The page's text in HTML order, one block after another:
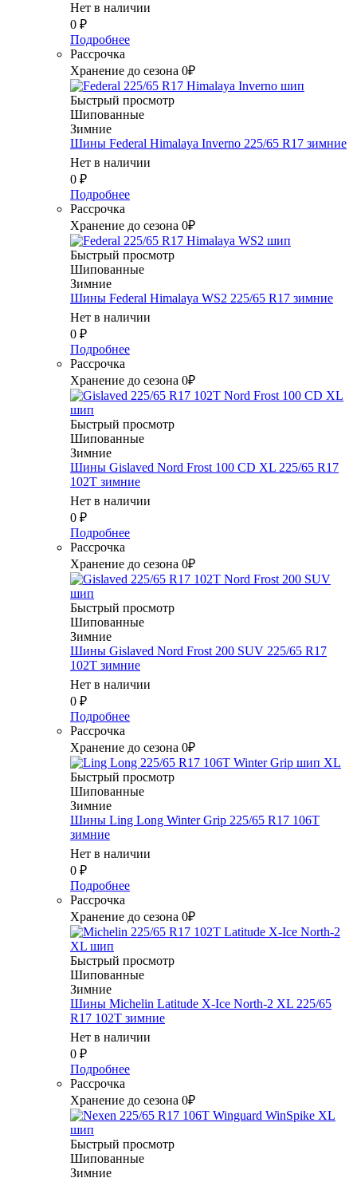
Нет в наличии
0 ₽
Подробнее
Рассрочка
Хранение до сезона 0₽
Быстрый просмотр
Шипованные
Зимние
Шины Federal Himalaya Inverno 225/65 R17 зимние
Нет в наличии
0 ₽
Подробнее
Рассрочка
Хранение до сезона 0₽
Быстрый просмотр
Шипованные
Зимние
Шины Federal Himalaya WS2 225/65 R17 зимние
Нет в наличии
0 ₽
Подробнее
Рассрочка
Хранение до сезона 0₽
Быстрый просмотр
Шипованные
Зимние
Шины Gislaved Nord Frost 100 CD XL 225/65 R17
102T зимние
Нет в наличии
0 ₽
Подробнее
Рассрочка
Хранение до сезона 0₽
Быстрый просмотр
Шипованные
Зимние
Шины Gislaved Nord Frost 200 SUV 225/65 R17
102T зимние
Нет в наличии
0 ₽
Подробнее
Рассрочка
Хранение до сезона 0₽
Быстрый просмотр
Шипованные
Зимние
Шины Ling Long Winter Grip 225/65 R17 106T
зимние
Нет в наличии
0 ₽
Подробнее
Рассрочка
Хранение до сезона 0₽
Быстрый просмотр
Шипованные
Зимние
Шины Michelin Latitude X-Ice North-2 XL 225/65
R17 102T зимние
Нет в наличии
0 ₽
Подробнее
Рассрочка
Хранение до сезона 0₽
Быстрый просмотр
Шипованные
Зимние